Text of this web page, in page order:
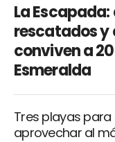
La
rescatados y
conviven a
Esmeralda
Tres playas
aprovechar al